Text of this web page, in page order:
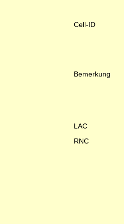
Cell-ID
Bemerkung
LAC
RNC